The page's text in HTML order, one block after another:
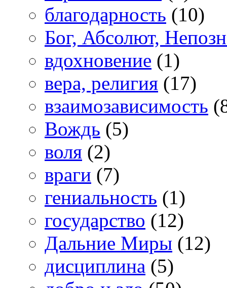
благодарность (10)
Бог, Абсолют,
вдохновение (1)
вера, религия (17)
взаимозависимость
Вождь (5)
воля (2)
враги (7)
гениальность (1)
государство (12)
Дальние Миры (12)
дисциплина (5)